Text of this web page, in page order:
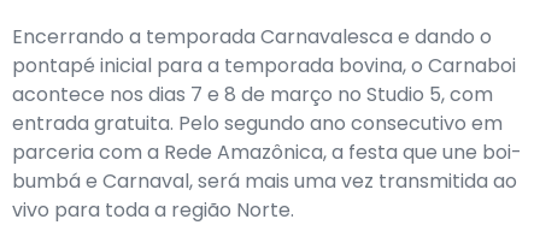
Encerrando a temporada Carnavalesca e dando o
pontapé inicial para a temporada bovina, o Carnaboi
acontece nos dias 7 e 8 de março no Studio 5, com
entrada gratuita. Pelo segundo ano consecutivo em
parceria com a Rede Amazônica, a festa que une boi-
bumbá e Carnaval, será mais uma vez transmitida ao
vivo para toda a região Norte.